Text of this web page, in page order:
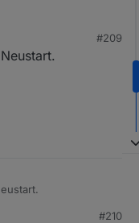
Baum" nutzen,#209
#210